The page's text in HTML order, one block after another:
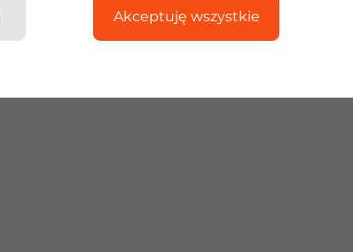
Akceptuję wszystkie